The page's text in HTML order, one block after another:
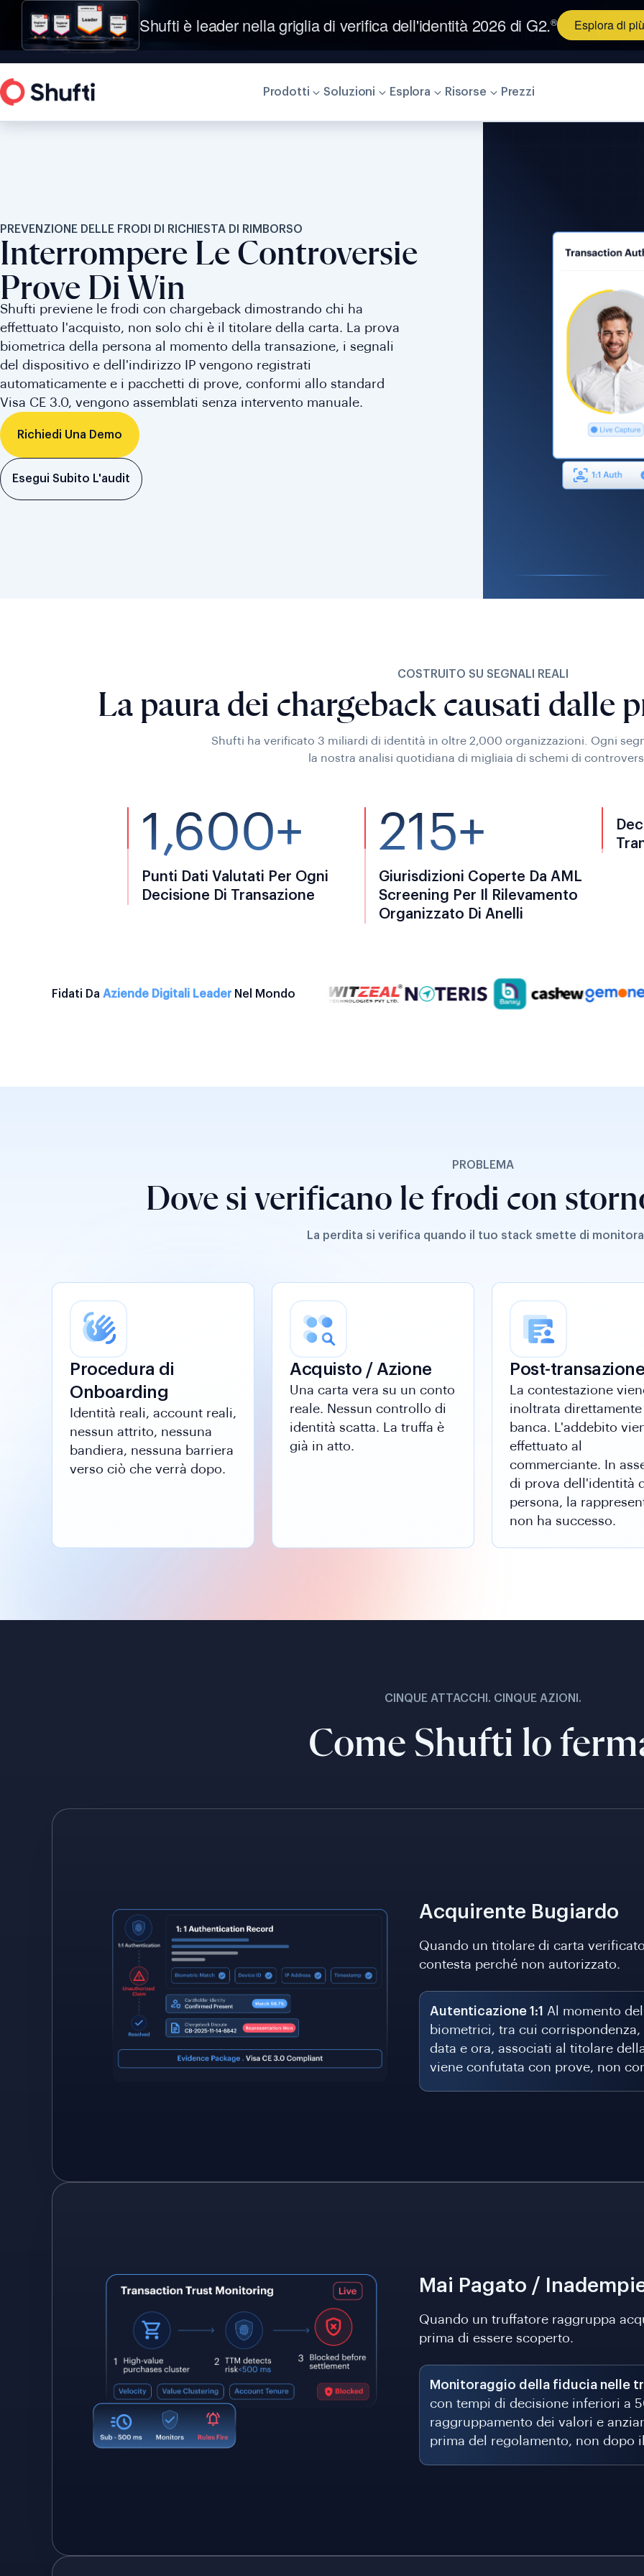
Shufti è leader nella griglia di verifica dell'identità 2026 di G2.® Esplora di più
Prodotti Soluzioni Esplora Risorse Prezzi
PREVENZIONE DELLE FRODI DI RICHIESTA DI RIMBORSO
Interrompere Le Controversie
Prove Di Win
Shufti previene le frodi con chargeback dimostrando chi ha
effettuato l'acquisto, non solo chi è il titolare della carta. La prova
biometrica della persona al momento della transazione, i segnali
del dispositivo e dell'indirizzo IP vengono registrati
automaticamente e i pacchetti di prove, conformi allo standard
Visa CE 3.0, vengono assemblati senza intervento manuale.
Richiedi Una Demo
Esegui Subito L'audit
COSTRUITO SU SEGNALI REALI
La paura dei chargeback causati dalle
Shufti ha verificato 3 miliardi di identità in oltre 2,000 organizzazioni. Ogni
la nostra analisi quotidiana di migliaia di schemi di
1,600+
Punti Dati Valutati Per Ogni
Decisione Di Transazione
215+
Giurisdizioni Coperte Da AML
Screening Per Il Rilevamento
Organizzato Di Anelli
Fidati Da Aziende Digitali LeaderNel Mondo
PROBLEMA
Dove si verificano le frodi con
La perdita si verifica quando il tuo stack smette di
Procedura di
Onboarding
Identità reali, account reali,
nessun attrito, nessuna
bandiera, nessuna barriera
verso ciò che verrà dopo.
Acquisto / Azione
Una carta vera su un conto
reale. Nessun controllo di
identità scatta. La truffa è
già in atto.
Post-
La contestazione
inoltrata direttamente
banca. L'addebito
effettuato al
commerciante. In
di prova dell'identità
persona, la
non ha successo.
CINQUE ATTACCHI. CINQUE AZIONI.
Come Shufti lo
Acquirente Bugiardo
Quando un titolare di carta
contesta perché non autorizzato.
Autenticazione 1:1 Al momento
biometrici, tra cui
data e ora, associati al titolare
viene confutata con prove, non
Mai Pagato /
Quando un truffatore raggruppa
prima di essere scoperto.
Monitoraggio della fiducia nelle
con tempi di decisione inferiori a
raggruppamento dei valori e
prima del regolamento, non dopo